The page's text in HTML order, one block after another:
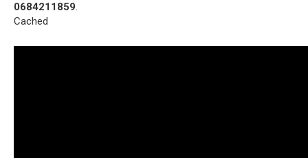
0684211859.
Cached